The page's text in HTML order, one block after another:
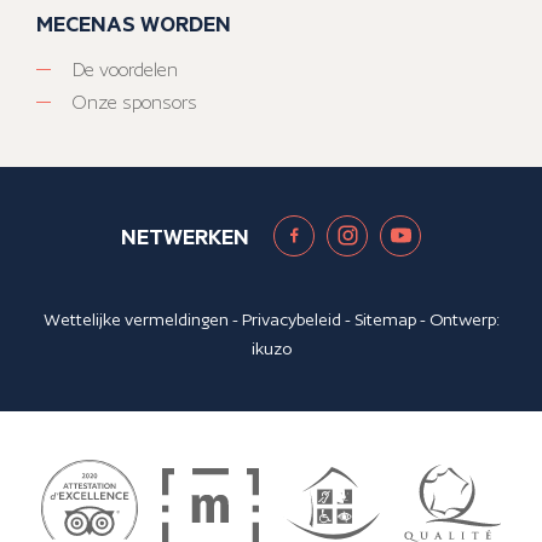
MECENAS WORDEN
De voordelen
Onze sponsors
NETWERKEN
Wettelijke vermeldingen -Privacybeleid - Sitemap- Ontwerp:
ikuzo